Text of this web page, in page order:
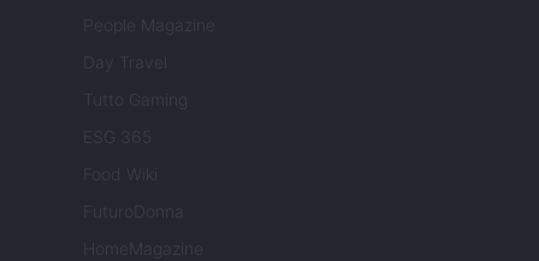
People Magazine
Day Travel
Tutto Gaming
ESG 365
Food Wiki
FuturoDonna
HomeMagazine